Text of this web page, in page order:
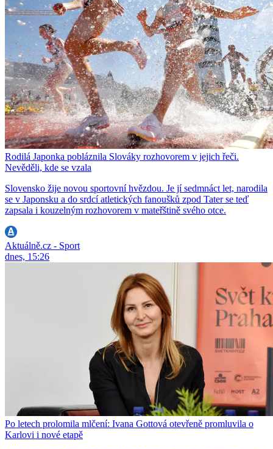
Rodilá Japonka pobláznila Slováky rozhovorem v jejich řeči.
Nevěděli, kde se vzala
Slovensko žije novou sportovní hvězdou. Je jí sedmnáct let, narodila
se v Japonsku a do srdcí atletických fanoušků zpod Tater se teď
zapsala i kouzelným rozhovorem v mateřštině svého otce.
Aktuálně.cz - Sport
dnes, 15:26
Po letech prolomila mlčení: Ivana Gottová otevřeně promluvila o
Karlovi i nové etapě